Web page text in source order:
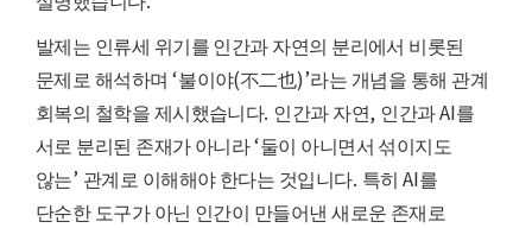
발제는 인류세 위기를 인간과 자연의 분리에서 비롯된
문제로 해석하며‘불이야(不二也)’라는 개념을 통해 관계
회복의 철학을 제시했습니다. 인간과 자연, 인간과AI를
서로 분리된 존재가 아니라‘둘이 아니면서 섞이지도
않는’ 관계로 이해해야 한다는 것입니다. 특히AI를
단순한 도구가 아닌 인간이 만들어낸 새로운 존재로